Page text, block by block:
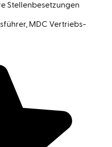
Stellenbesetzungen
MDC Vertriebs-